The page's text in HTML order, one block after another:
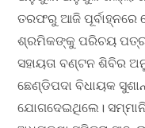
ତରଫରୁ ଆଜି ପୂର୍ବାହ୍ନରେ
ଶ୍ରମିକଙ୍କୁ ପରିଚୟ ପତ୍ର
ସହାୟତା ବଣ୍ଟନ ଶିବିର
ଛେଣ୍ଡିପଦା ବିଧାୟକ
ଯୋଗଦେଇଥିଲେ।